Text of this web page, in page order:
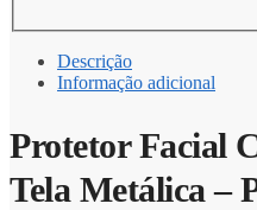
Descrição
Informação adicional
Protetor Facial
Tela Metálica –